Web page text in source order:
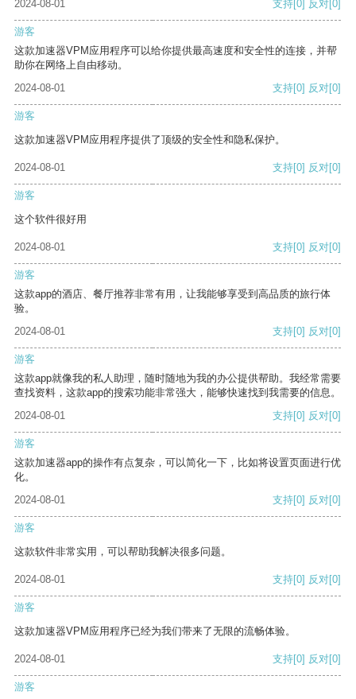
2024-08-01 支持[0] 反对[0]
游客
这款加速器VPM应用程序可以给你提供最高速度和安全性的连接，并帮
助你在网络上自由移动。
2024-08-01
支持[0] 反对[0]
游客
这款加速器VPM应用程序提供了顶级的安全性和隐私保护。
2024-08-01 支持[0] 反对[0]
游客
这个软件很好用
2024-08-01 支持[0] 反对[0]
游客
这款app的酒店、餐厅推荐非常有用，让我能够享受到高品质的旅行体
验。
2024-08-01
支持[0] 反对[0]
游客
这款app就像我的私人助理，随时随地为我的办公提供帮助。我经常需要
查找资料，这款app的搜索功能非常强大，能够快速找到我需要的信息。
2024-08-01
支持[0] 反对[0]
游客
这款加速器app的操作有点复杂，可以简化一下，比如将设置页面进行优
化。
2024-08-01
支持[0] 反对[0]
游客
这款软件非常实用，可以帮助我解决很多问题。
2024-08-01 支持[0] 反对[0]
游客
这款加速器VPM应用程序已经为我们带来了无限的流畅体验。
2024-08-01 支持[0] 反对[0]
游客